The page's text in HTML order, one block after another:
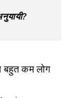
बहुत कम लोग